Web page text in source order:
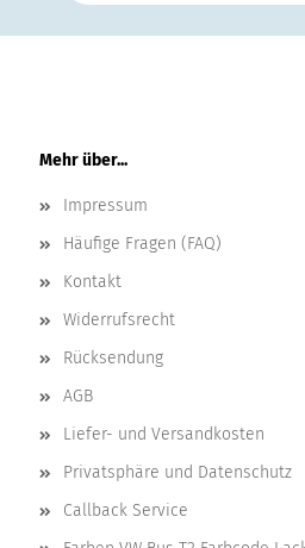
Mehr über...
Impressum
Häufige Fragen (FAQ)
Kontakt
Widerrufsrecht
Rücksendung
AGB
Liefer- und Versandkosten
Privatsphäre und Datenschutz
Callback Service